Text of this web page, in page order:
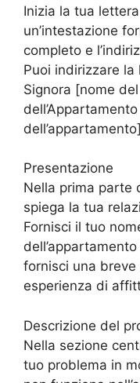
Inizia la tua
un’intestazione
completo e
Puoi indirizzare la
Signora [nome
Presentazione
Nella prima parte
spiega la tua
Fornisci il tuo
fornisci una
esperienza di
Descrizione del
Nella sezione
tuo problema in